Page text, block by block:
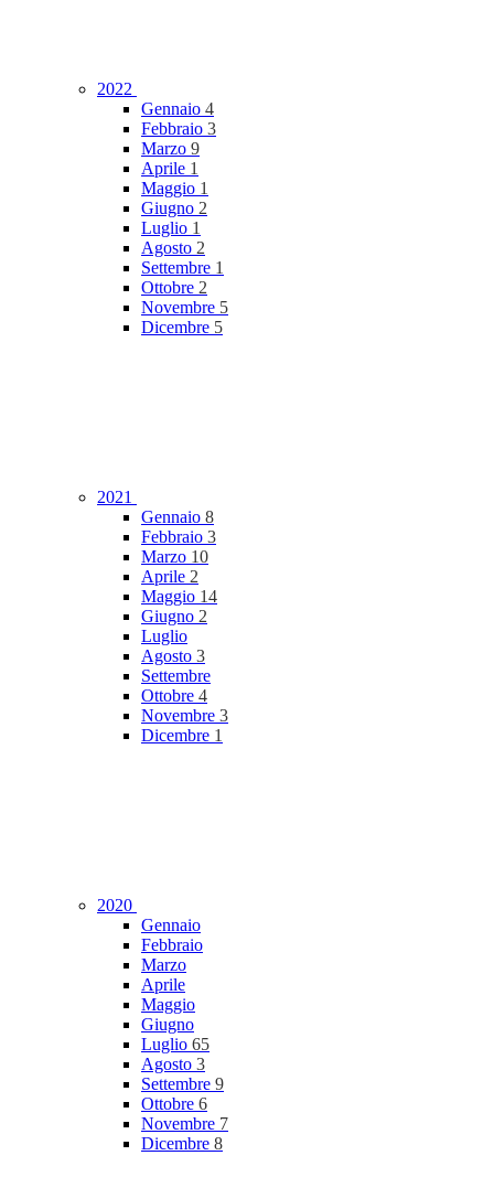
2022
Gennaio 4
Febbraio 3
Marzo 9
Aprile 1
Maggio 1
Giugno 2
Luglio 1
Agosto 2
Settembre 1
Ottobre 2
Novembre 5
Dicembre 5
2021
Gennaio 8
Febbraio 3
Marzo 10
Aprile 2
Maggio 14
Giugno 2
Luglio
Agosto 3
Settembre
Ottobre 4
Novembre 3
Dicembre 1
2020
Gennaio
Febbraio
Marzo
Aprile
Maggio
Giugno
Luglio 65
Agosto 3
Settembre 9
Ottobre 6
Novembre 7
Dicembre 8